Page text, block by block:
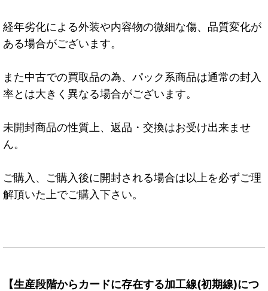
経年劣化による外装や内容物の微細な傷、品質変化が
ある場合がございます。
また中古での買取品の為、パック系商品は通常の封入
率とは大きく異なる場合がございます。
未開封商品の性質上、返品・交換はお受け出来ませ
ん。
ご購入、ご購入後に開封される場合は以上を必ずご理
解頂いた上でご購入下さい。
【生産段階からカードに存在する加工線(初期線)につ